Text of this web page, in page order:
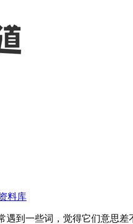
料库
遇到一些词，觉得它们意思